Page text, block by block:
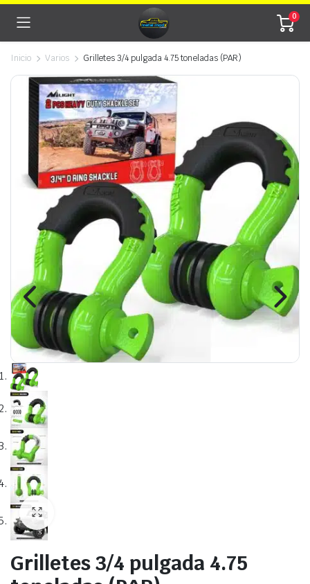
0
Inicio Varios Grilletes 3/4 pulgada 4.75 toneladas (PAR)
Grilletes 3/4 pulgada 4.75